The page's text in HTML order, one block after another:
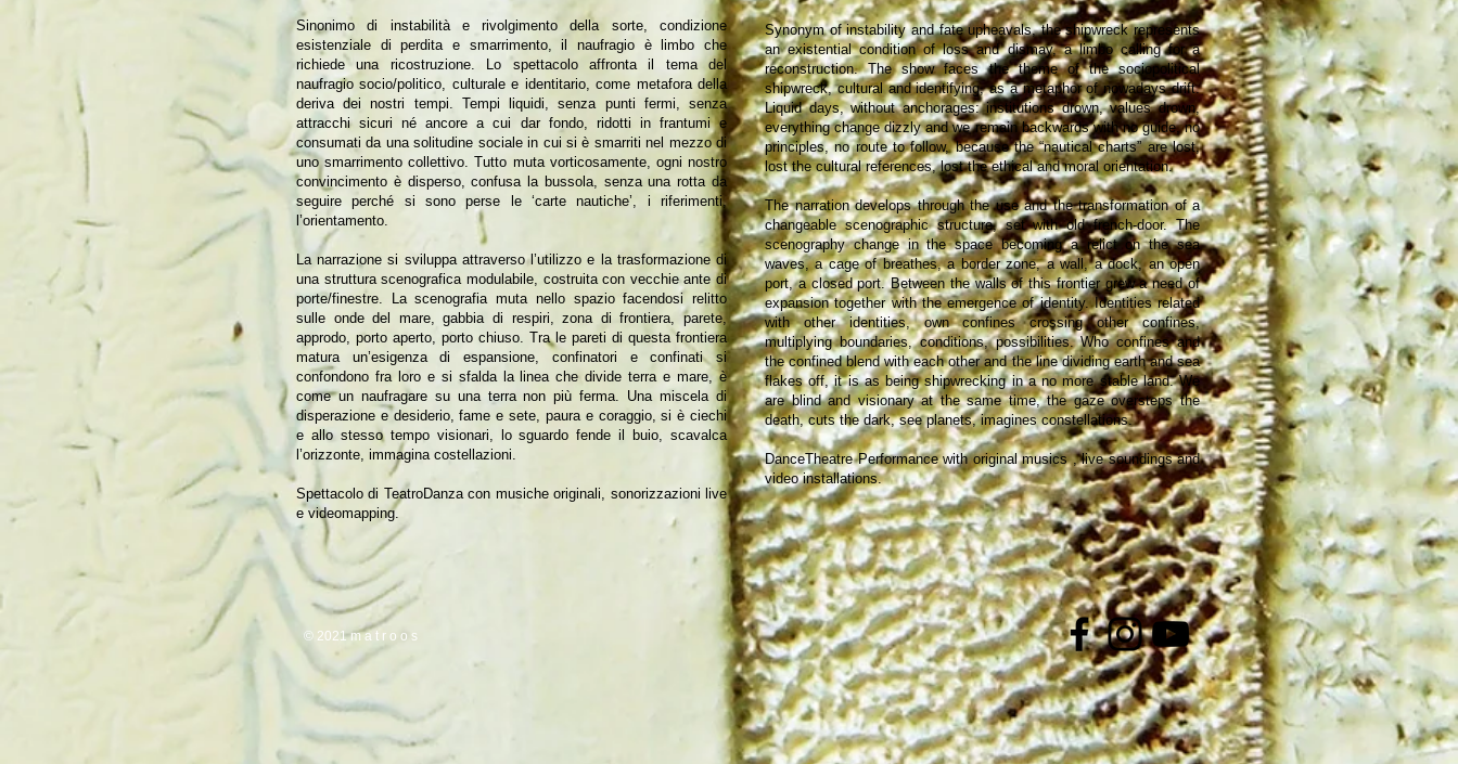
Synonym of instability and fate upheavals, the shipwreck represents
an existential condition of loss and dismay, a limbo calling for a
reconstruction. The show faces the theme of the sociopolitical
shipwreck, cultural and identifying, as a metaphor of nowadays drift.
Liquid days, without anchorages: institutions drown, values drown,
everything change dizzly and we remain backwards with no guide, no
principles, no route to follow, because the “nautical charts” are lost,
lost the cultural references, lost the ethical and moral orientation.
The narration develops through the use and the transformation of a
changeable scenographic structure, set with old french-door. The
scenography change in the space becoming a relict on the sea
waves, a cage of breathes, a border zone, a wall, a dock, an open
port, a closed port. Between the walls of this frontier grew a need of
expansion together with the emergence of identity. Identities related
with other identities, own confines crossing other confines,
multiplying boundaries, conditions, possibilities. Who confines and
the confined blend with each other and the line dividing earth and sea
flakes off, it is as being shipwrecking in a no more stable land. We
are blind and visionary at the same time, the gaze oversteps the
death, cuts the dark, see planets, imagines constellations.
DanceTheatre Performance with original musics , live soundings and
video installations.
Sinonimo di instabilità e rivolgimento della sorte, condizione
esistenziale di perdita e smarrimento, il naufragio è limbo che
richiede una ricostruzione. Lo spettacolo affronta il tema del
naufragio socio/politico, culturale e identitario, come metafora della
deriva dei nostri tempi. Tempi liquidi, senza punti fermi, senza
attracchi sicuri né ancore a cui dar fondo, ridotti in frantumi e
consumati da una solitudine sociale in cui si è smarriti nel mezzo di
uno smarrimento collettivo. Tutto muta vorticosamente, ogni nostro
convincimento è disperso, confusa la bussola, senza una rotta da
seguire perché si sono perse le ‘carte nautiche’, i riferimenti,
l’orientamento.
La narrazione si sviluppa attraverso l’utilizzo e la trasformazione di
una struttura scenografica modulabile, costruita con vecchie ante di
porte/finestre. La scenografia muta nello spazio facendosi relitto
sulle onde del mare, gabbia di respiri, zona di frontiera, parete,
approdo, porto aperto, porto chiuso. Tra le pareti di questa frontiera
matura un’esigenza di espansione, confinatori e confinati si
confondono fra loro e si sfalda la linea che divide terra e mare, è
come un naufragare su una terra non più ferma. Una miscela di
disperazione e desiderio, fame e sete, paura e coraggio, si è ciechi
e allo stesso tempo visionari, lo sguardo fende il buio, scavalca
l’orizzonte, immagina costellazioni.
Spettacolo di TeatroDanza con musiche originali, sonorizzazioni live
e videomapping.
© 2021 m a t r o o s